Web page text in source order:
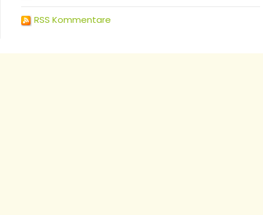
RSS Kommentare